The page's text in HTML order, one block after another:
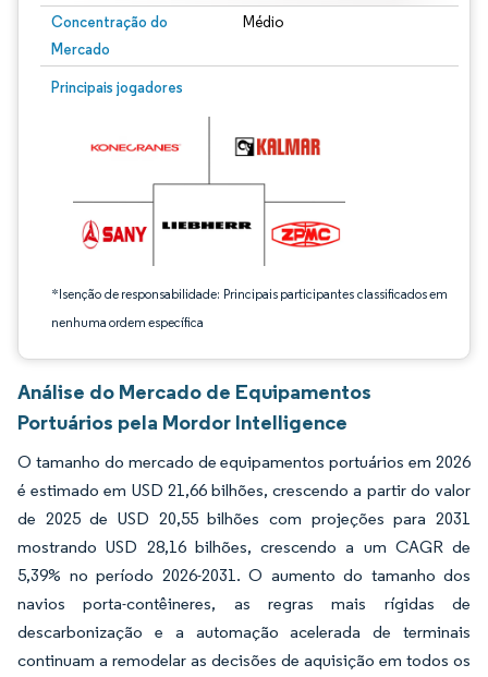
Concentração do
Mercado
Médio
Principais jogadores
*Isenção de responsabilidade: Principais participantes classificados em
nenhuma ordem específica
Imagem © Mordor Intelligence. O reuso requer atribuição conforme CC BY 4.0.
Análise do Mercado de Equipamentos
Portuários pela Mordor Intelligence
O tamanho do mercado de equipamentos portuários em 2026
é estimado em USD 21,66 bilhões, crescendo a partir do valor
de 2025 de USD 20,55 bilhões com projeções para 2031
mostrando USD 28,16 bilhões, crescendo a um CAGR de
5,39% no período 2026-2031. O aumento do tamanho dos
navios porta-contêineres, as regras mais rígidas de
descarbonização e a automação acelerada de terminais
continuam a remodelar as decisões de aquisição em todos os